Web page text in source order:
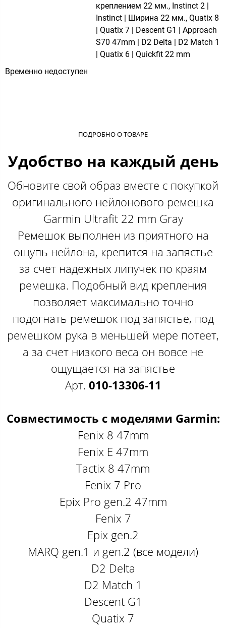
креплением 22 мм., Instinct 2 |
Instinct | Ширина 22 мм., Quatix 8
| Quatix 7 | Descent G1 | Approach
S70 47mm | D2 Delta | D2 Match 1
| Quatix 6 | Quickfit 22 mm
Временно недоступен
ПОДРОБНО О ТОВАРЕ
Удобство на каждый день
Обновите свой образ вместе с покупкой
оригинального нейлонового ремешка
Garmin Ultrafit 22 mm Gray
Ремешок выполнен из приятного на
ощупь нейлона, крепится на запястье
за счет надежных липучек по краям
ремешка. Подобный вид крепления
позволяет максимально точно
подогнать ремешок под запястье, под
ремешком рука в меньшей мере потеет,
а за счет низкого веса он вовсе не
ощущается на запястье
Арт. 010-13306-11
Совместимость с моделями Garmin​:
Fenix 8 47mm
Fenix E 47mm
Tactix 8 47mm
Fenix 7 Pro
Epix Pro gen.2 47mm
Fenix 7
Epix gen.2
MARQ gen.1 и gen.2 (все модели)
D2 Delta
D2 Match 1
Descent G1
Quatix 7